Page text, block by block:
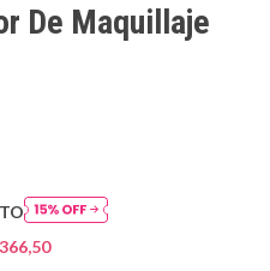
De Maquillaje